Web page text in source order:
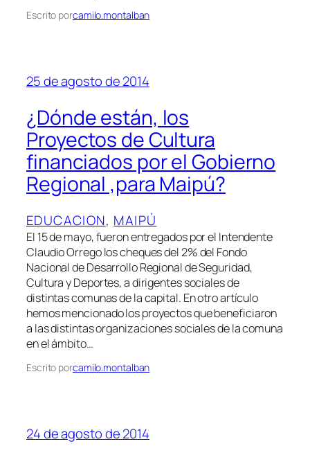
Escrito porcamilo.montalban
25 de agosto de 2014
¿Dónde están, los
Proyectos de Cultura
financiados por el Gobierno
Regional ,para Maipú?
EDUCACION, MAIPÚ
El 15 de mayo, fueron entregados por el Intendente
Claudio Orrego los cheques del 2% del Fondo
Nacional de Desarrollo Regional de Seguridad,
Cultura y Deportes, a dirigentes sociales de
distintas comunas de la capital. En otro artículo
hemos mencionado los proyectos que beneficiaron
a las distintas organizaciones sociales de la comuna
en el ámbito…
Escrito porcamilo.montalban
24 de agosto de 2014